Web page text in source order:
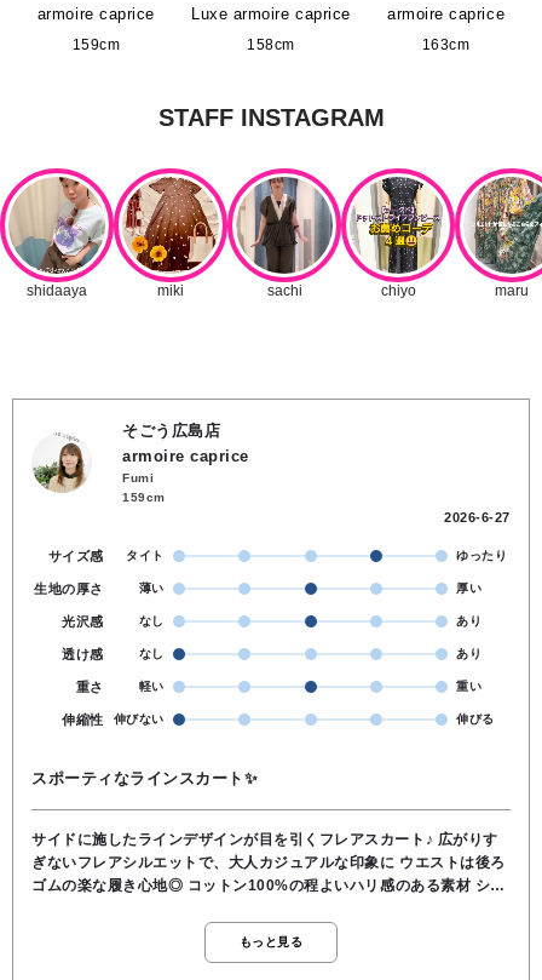
armoire caprice
159cm
Luxe armoire caprice
158cm
armoire caprice
163cm
そごう広島店
armoire caprice
Fumi
159cm
2026-6-27
サイズ感 タイト ゆったり
生地の厚さ 薄い 厚い
光沢感 なし あり
透け感 なし あり
重さ 軽い 重い
伸縮性 伸びない 伸びる
スポーティなラインスカート✨
サイドに施したラインデザインが目を引くフレアスカート♪ 広がりす
ぎないフレアシルエットで、大人カジュアルな印象に ウエストは後ろ
ゴムの楽な履き心地◎ コットン100%の程よいハリ感のある素材 シン
のコーディネートもおすすめです✨ ♦︎ 表地 コットン100％ ♦︎ 裏地
なし ♦︎ 洗濯 🆗 ♦︎ 伸縮性 なし ♦︎ 透け感 なし ♦︎ ウエスト 後ろゴム ♦︎
もっと見る